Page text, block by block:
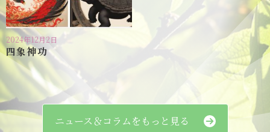
2024年12月2日
四象神功
ニュース＆コラムをもっと見る